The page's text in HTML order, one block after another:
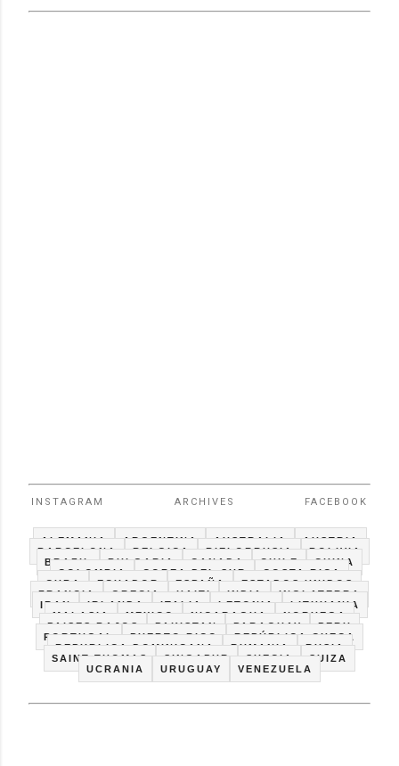
INSTAGRAM ARCHIVES FACEBOOK
ALEMANIA ARGENTINA AUSTRALIA
AUSTRIA
BARCELONA
BELGICA BIELORRUSIA
BOLIVIA
BRAZIL
BULGARIA CANADA CHILE
CHINA
COLOMBIA
COREA DEL SUR
COSTA RICA
CUBA
ECUADOR ESPAÑA
ESTADOS UNIDOS
FRANCIA
GRECIA HAITI INDIA
INGLATERRA
IRAN
IRLANDA ITALIA LETONIA
LITHUANIA
MALASIA
MEXICO NICARAGUA
NORUEGA
PAISES BAJOS
PAKISTAN PARAGUAY
PERU
PORTUGAL
PUERTO RICO
REPÚBLICA CHECA
REPUBLICA DOMINICANA
RUMANIA
RUSIA
SAINT THOMAS
SINGAPUR SUECIA
SUIZA
UCRANIA
URUGUAY VENEZUELA